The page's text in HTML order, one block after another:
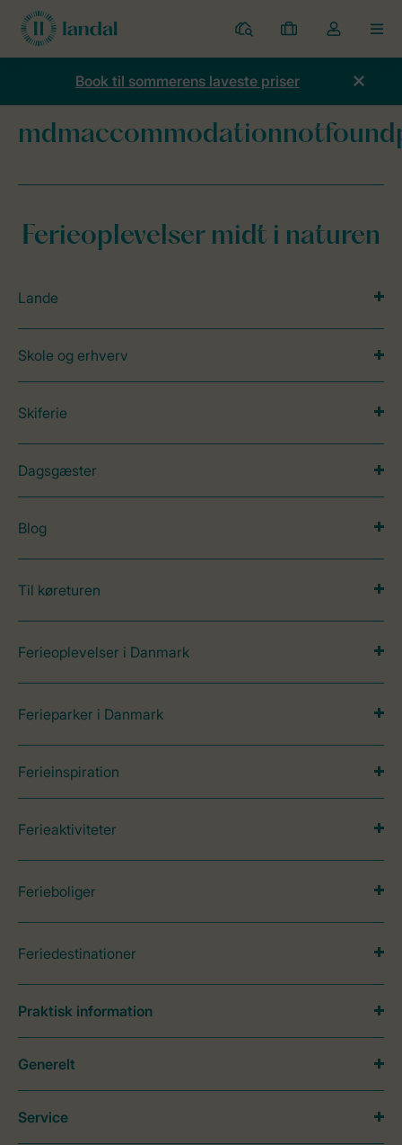
Parker
Mine
bookinger
Toggle
the
Book til sommerens laveste priser
Forside mdmaccommodationnotfoundpage
Ferieoplevelser midt i naturen
Lande
Skole og erhverv
Skiferie
Dagsgæster
Blog
Til køreturen
Ferieoplevelser i Danmark
Ferieparker i Danmark
Ferieinspiration
Ferieaktiviteter
Ferieboliger
Feriedestinationer
Praktisk information
Generelt
Service